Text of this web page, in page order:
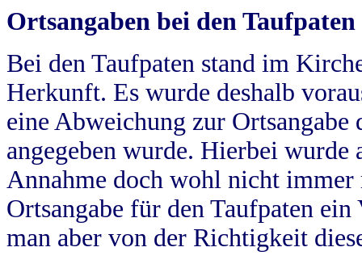
Ortsangaben bei den Taufpaten
Bei den Taufpaten stand im
Herkunft. Es wurde deshalb
eine Abweichung zur
angegeben wurde. Hierbei wurde
Annahme doch wohl nicht
Ortsangabe für den Taufpaten
man aber von der Richtigkeit